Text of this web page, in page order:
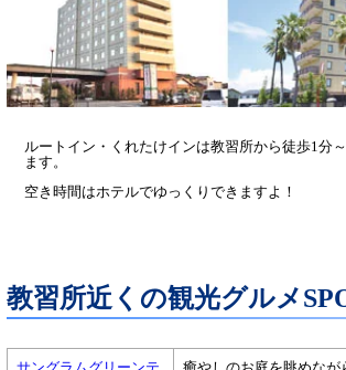
ルートイン・くれたけインは教習所から徒歩1分
ます。
空き時間はホテルでゆっくりできますよ！
教習所近くの観光グルメ